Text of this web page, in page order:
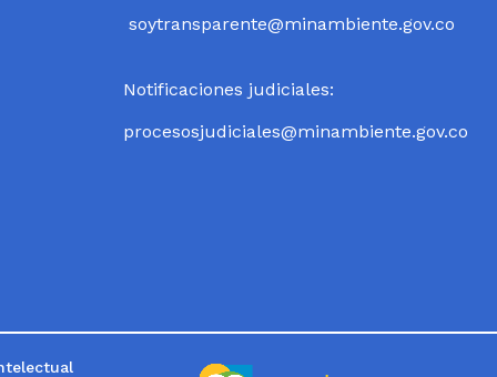
soytransparente@minambiente.gov.co
Notificaciones judiciales:
procesosjudiciales@minambiente.gov.co